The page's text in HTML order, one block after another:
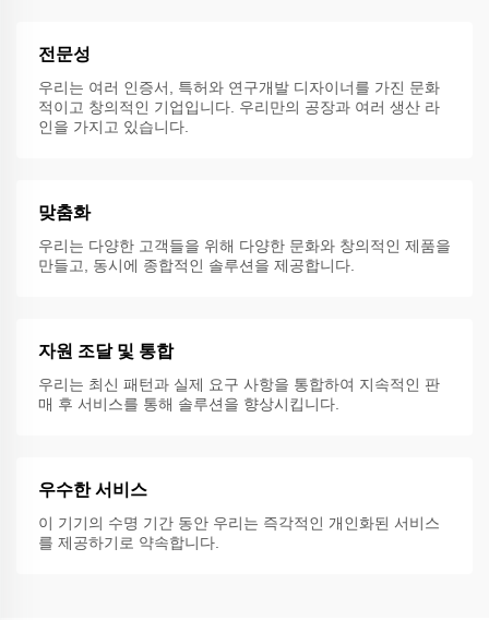
전문성
우리는 여러 인증서, 특허와 연구개발 디자이너를 가진 문화
적이고 창의적인 기업입니다. 우리만의 공장과 여러 생산 라
인을 가지고 있습니다.
맞춤화
우리는 다양한 고객들을 위해 다양한 문화와 창의적인 제품을
만들고, 동시에 종합적인 솔루션을 제공합니다.
자원 조달 및 통합
우리는 최신 패턴과 실제 요구 사항을 통합하여 지속적인 판
매 후 서비스를 통해 솔루션을 향상시킵니다.
우수한 서비스
이 기기의 수명 기간 동안 우리는 즉각적인 개인화된 서비스
를 제공하기로 약속합니다.